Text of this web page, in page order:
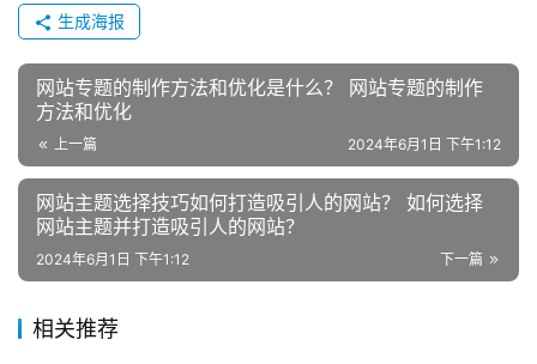
生成海报
网站专题的制作方法和优化是什么？ 网站专题的制作
方法和优化
上一篇 2024年6月1日 下午1:12
网站主题选择技巧如何打造吸引人的网站？ 如何选择
网站主题并打造吸引人的网站？
下一篇
2024年6月1日 下午1:12
相关推荐